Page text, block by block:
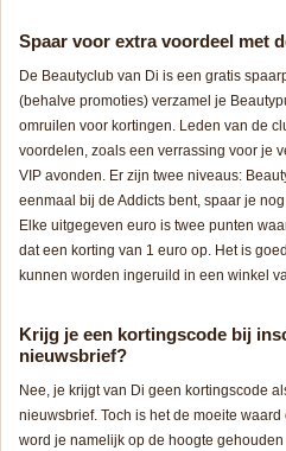
Spaar voor extra voordeel met
De Beautyclub van Di is een gratis
(behalve promoties) verzamel je
omruilen voor kortingen. Leden van de
voordelen, zoals een verrassing voor je
VIP avonden. Er zijn twee niveaus:
eenmaal bij de Addicts bent, spaar je
Elke uitgegeven euro is twee punten
dat een korting van 1 euro op. Het is
kunnen worden ingeruild in een winkel
Krijg je een kortingscode bij
nieuwsbrief?
Nee, je krijgt van Di geen kortingscode
nieuwsbrief. Toch is het de moeite
word je namelijk op de hoogte